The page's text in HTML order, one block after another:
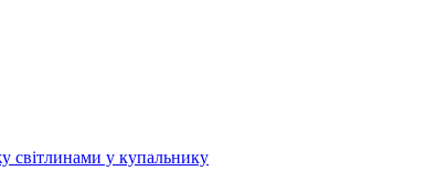
світлинами у купальнику